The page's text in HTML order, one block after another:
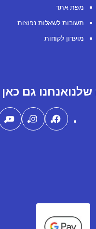
מפת אתר
תשובות לשאלות נפוצות
מועדון לקוחות
אנחנו גם כאן